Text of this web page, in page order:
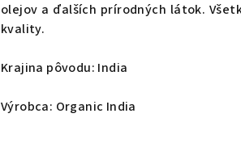
olejov a ďalších prírodných látok.
kvality.
Krajina pôvodu: India
Výrobca: Organic India